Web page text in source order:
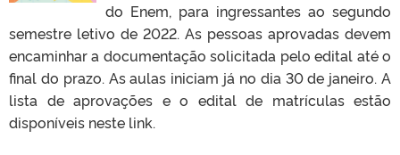
do Enem, para ingressantes ao segundo
semestre letivo de 2022. As pessoas aprovadas devem
encaminhar a documentação solicitada pelo edital até o
final do prazo. As aulas iniciam já no dia 30 de janeiro. A
lista de aprovações e o edital de matrículas estão
disponíveis neste link.